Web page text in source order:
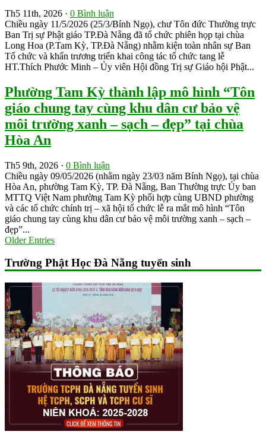
Th5 11th, 2026 · 0 Bình luận
Chiều ngày 11/5/2026 (25/3/Bính Ngọ), chư Tôn đức Thường trực
Ban Trị sự Phật giáo TP.Đà Nẵng đã tổ chức phiên họp tại chùa
Long Hoa (P.Tam Kỳ, TP.Đà Nẵng) nhằm kiện toàn nhân sự Ban
Tổ chức và khẩn trương triển khai công tác tổ chức tang lễ
HT.Thích Phước Minh – Ủy viên Hội đồng Trị sự Giáo hội Phật...
Phường Tam Kỳ thành lập mô hình “Tôn
giáo chung tay cùng khu dân cư bảo vệ
môi trường xanh – sạch – đẹp” tại chùa
Hòa An
Th5 9th, 2026 · 0 Bình luận
Chiều ngày 09/05/2026 (nhằm ngày 23/03 năm Bính Ngọ), tại chùa
Hòa An, phường Tam Kỳ, TP. Đà Nẵng, Ban Thường trực Ủy ban
MTTQ Việt Nam phường Tam Kỳ phối hợp cùng UBND phường
và các tổ chức chính trị – xã hội tổ chức lễ ra mắt mô hình “Tôn
giáo chung tay cùng khu dân cư bảo vệ môi trường xanh – sạch –
đẹp”...
Older Entries
Trường Phật Học Đà Nẵng tuyển sinh